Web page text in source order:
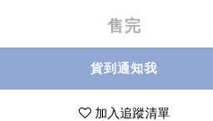
售完
貨到通知我
加入追蹤清單